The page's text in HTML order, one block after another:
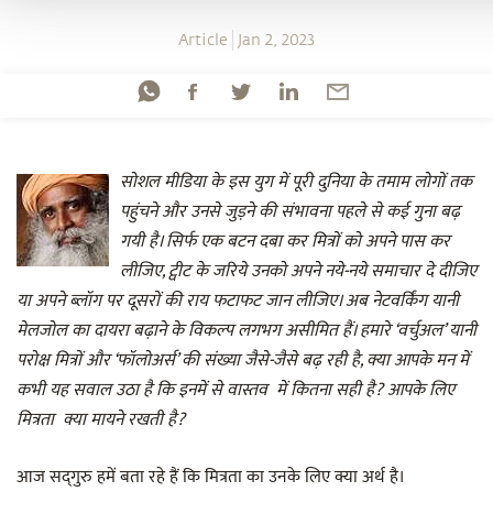
Article Jan 2, 2023
सोशल मीडिया के इस युग में पूरी दुनिया के तमाम लोगों तक
पहुंचने और उनसे जुड़ने की संभावना पहले से कई गुना बढ़
गयी है। सिर्फ एक बटन दबा कर मित्रों को अपने पास कर
लीजिए, ट्वीट के जरिये उनको अपने नये-नये समाचार दे दीजिए
या अपने ब्लॉग पर दूसरों की राय फटाफट जान लीजिए। अब नेटवर्किंग यानी
मेलजोल का दायरा बढ़ाने के विकल्प लगभग असीमित हैं। हमारे ‘वर्चुअल’ यानी
परोक्ष मित्रों और ‘फॉलोअर्स’ की संख्या जैसे-जैसे बढ़ रही है, क्या आपके मन में
कभी यह सवाल उठा है कि इनमें से वास्तव में कितना सही है? आपके लिए
मित्रता क्या मायने रखती है?
आज सद्‌गुरु हमें बता रहे हैं कि मित्रता का उनके लिए क्या अर्थ है।